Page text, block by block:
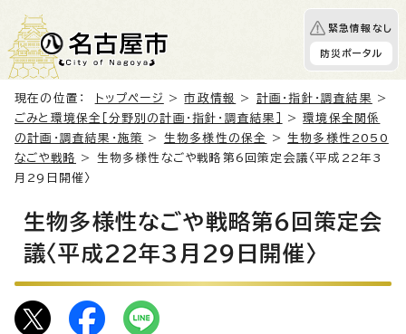
緊急情報なし
防災ポータル
現在の位置： トップページ >市政情報 > 計画・指針・調査結果
>
ごみと環境保全［分野別の計画・指針・調査結果］
>環境保全関係
の計画・調査結果・施策
> 生物多様性の保全 >生物多様性2050
なごや戦略
> 生物多様性なごや戦略第6回策定会議〈平成22年3
月29日開催〉
生物多様性なごや戦略第6回策定会
議〈平成22年3月29日開催〉